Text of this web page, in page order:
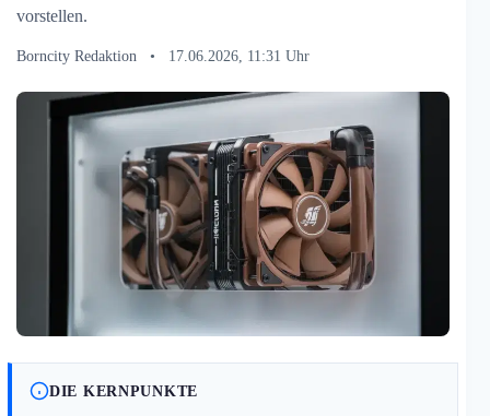
vorstellen.
Borncity Redaktion • 17.06.2026, 11:31 Uhr
DIE KERNPUNKTE